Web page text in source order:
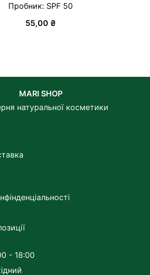
Пробник: SPF 50
55,00 ₴
MARI SHOP
натуральної косметики
- 18:00